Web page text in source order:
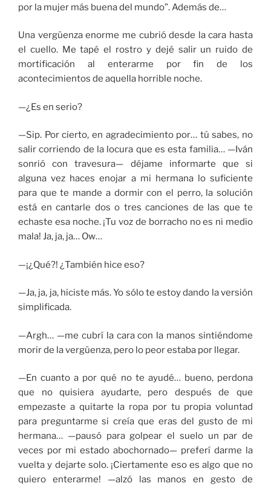
por la mujer más buena del mundo”. Además de…
Una vergüenza enorme me cubrió desde la cara hasta
el cuello. Me tapé el rostro y dejé salir un ruido de
mortificación al enterarme por fin de los
acontecimientos de aquella horrible noche.
—¿Es en serio?
—Sip. Por cierto, en agradecimiento por… tú sabes, no
salir corriendo de la locura que es esta familia… —Iván
sonrió con travesura— déjame informarte que si
alguna vez haces enojar a mi hermana lo suficiente
para que te mande a dormir con el perro, la solución
está en cantarle dos o tres canciones de las que te
echaste esa noche. ¡Tu voz de borracho no es ni medio
mala! Ja, ja, ja… Ow…
—¡¿Qué?! ¿También hice eso?
—Ja, ja, ja, hiciste más. Yo sólo te estoy dando la versión
simplificada.
—Argh… —me cubrí la cara con la manos sintiéndome
morir de la vergüenza, pero lo peor estaba por llegar.
—En cuanto a por qué no te ayudé… bueno, perdona
que no quisiera ayudarte, pero después de que
empezaste a quitarte la ropa por tu propia voluntad
para preguntarme si creía que eras del gusto de mi
hermana… —pausó para golpear el suelo un par de
veces por mi estado abochornado— preferí darme la
vuelta y dejarte solo. ¡Ciertamente eso es algo que no
quiero enterarme! —alzó las manos en gesto de